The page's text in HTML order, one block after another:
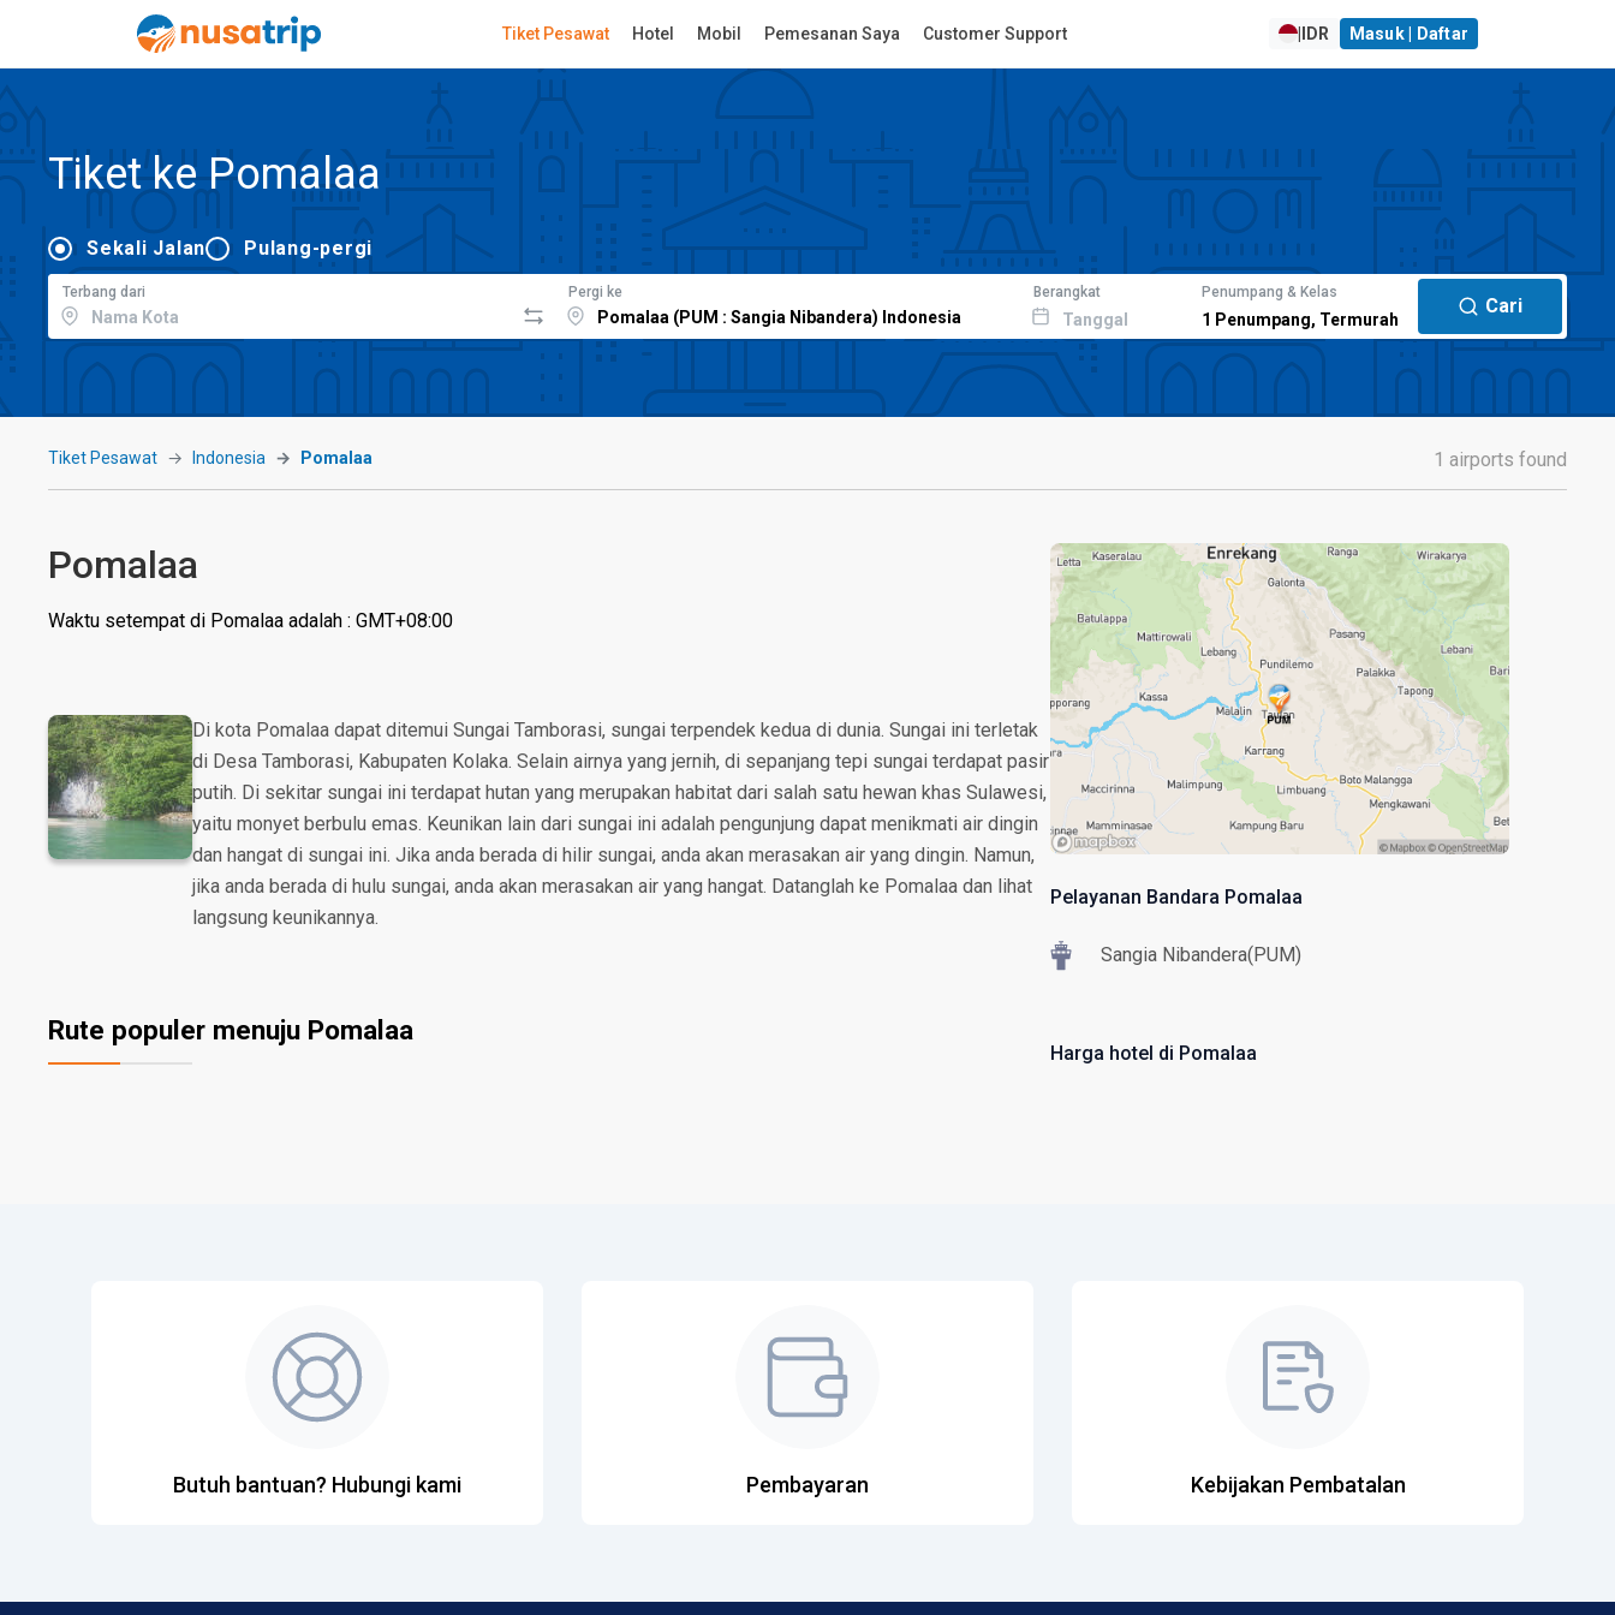
Tiket Pesawat Hotel Mobil Pemesanan Saya Customer Support | IDR Masuk | Daftar
Tiket ke Pomalaa
Sekali Jalan Pulang-pergi
Terbang dari Pergi ke Berangkat
Tanggal
Penumpang & Kelas
1 Penumpang, Termurah
Cari
Tiket Pesawat Indonesia Pomalaa 1 airports found
Pomalaa
Waktu setempat di Pomalaa adalah : GMT+08:00
Di kota Pomalaa dapat ditemui Sungai Tamborasi, sungai terpendek kedua di dunia. Sungai ini terletak
di Desa Tamborasi, Kabupaten Kolaka. Selain airnya yang jernih, di sepanjang tepi sungai terdapat pasir
putih. Di sekitar sungai ini terdapat hutan yang merupakan habitat dari salah satu hewan khas Sulawesi,
yaitu monyet berbulu emas. Keunikan lain dari sungai ini adalah pengunjung dapat menikmati air dingin
dan hangat di sungai ini. Jika anda berada di hilir sungai, anda akan merasakan air yang dingin. Namun,
jika anda berada di hulu sungai, anda akan merasakan air yang hangat. Datanglah ke Pomalaa dan lihat
langsung keunikannya.
Rute populer menuju Pomalaa
Pelayanan Bandara Pomalaa
Sangia Nibandera(PUM)
Harga hotel di Pomalaa
Butuh bantuan? Hubungi kami Pembayaran Kebijakan Pembatalan